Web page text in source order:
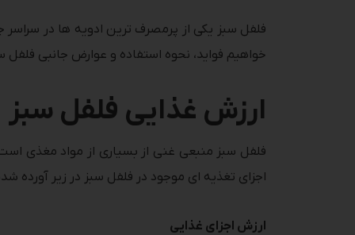
فلفل سبز یکی از پرمصرف ترین ادویه ها در سراسر
خواهیم فواید، نحوه استفاده و عوارض جانبی فلفل
ارزش غذایی فلفل سبز
فلفل سبز منبعی غنی از بسیاری از مواد مغذی
اجزای تغذیه ای موجود در فلفل سبز در زیر آورده
ارزش اجزای غذایی